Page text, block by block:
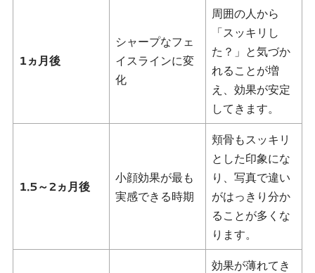
1ヵ月後
シャープなフェ
イスラインに変
化
周囲の人から
「スッキリし
た？」と気づか
れることが増
え、効果が安定
してきます。
1.5～2ヵ月後
小顔効果が最も
実感できる時期
頬骨もスッキリ
とした印象にな
り、写真で違い
がはっきり分か
ることが多くな
ります。
効果が薄れてき